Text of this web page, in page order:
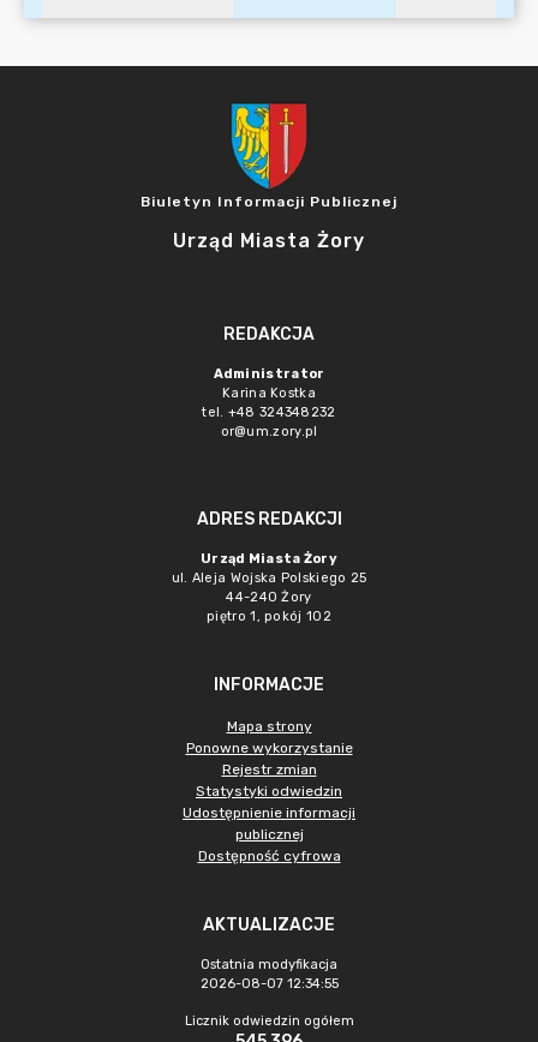
Biuletyn Informacji Publicznej
Urząd Miasta Żory
REDAKCJA
Administrator
Karina Kostka
tel. +48 324348232
or@um.zory.pl
ADRES REDAKCJI
Urząd Miasta Żory
ul. Aleja Wojska Polskiego 25
44-240 Żory
piętro 1, pokój 102
INFORMACJE
Mapa strony
Ponowne wykorzystanie
Rejestr zmian
Statystyki odwiedzin
Udostępnienie informacji
publicznej
Dostępność cyfrowa
AKTUALIZACJE
Ostatnia modyfikacja
2026-08-07 12:34:55
Licznik odwiedzin ogółem